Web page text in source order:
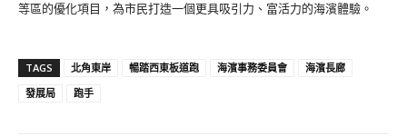
等區的優化項目，為市民打造一個更具吸引力、富活力的海濱體驗。
TAGS 北角東岸 暢踏西東板道跑 海濱事務委員會
海濱長廊
發展局
跑手